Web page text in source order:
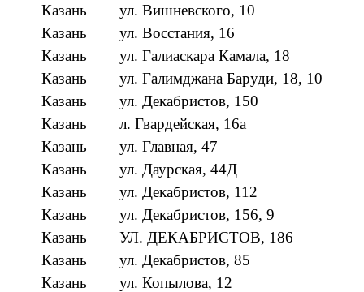
Казань
ул. Вишневского, 10
Казань
ул. Восстания, 16
Казань
ул. Галиаскара Камала, 18
Казань
ул. Галимджана Баруди, 18, 10
Казань
ул. Декабристов, 150
Казань
л. Гвардейская, 16а
Казань
ул. Главная, 47
Казань
ул. Даурская, 44Д
Казань
ул. Декабристов, 112
Казань
ул. Декабристов, 156, 9
Казань
УЛ. ДЕКАБРИСТОВ, 186
Казань
ул. Декабристов, 85
Казань
ул. Копылова, 12